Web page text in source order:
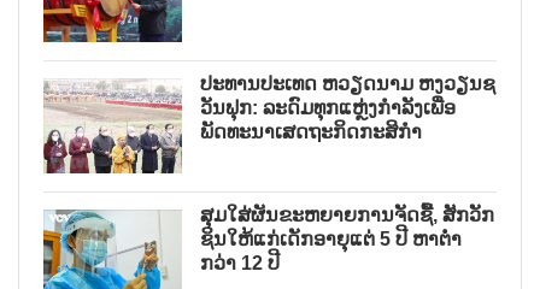
ປະທານປະເທດ ຫວຽດນາມ ຫງວຽນຊ
ວັນຟຸກ: ລະດົມທຸກແຫຼ່ງກຳລັງເພື່ອ
ພັດທະນາເສດຖະກິດກະສິກຳ
ສຸມໃສ່ຜັນຂະຫຍາຍການຈັດຊື້, ສັກວັກ
ຊິນໃຫ້ແກ່ເດັກອາຍຸແຕ່ 5 ປີ ຫາຕ່ຳ
ກວ່າ 12 ປີ